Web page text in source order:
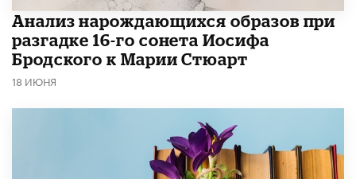
Анализ нарождающихся образов при
разгадке 16-го сонета Иосифа
Бродского к Марии Стюарт
18 ИЮНЯ